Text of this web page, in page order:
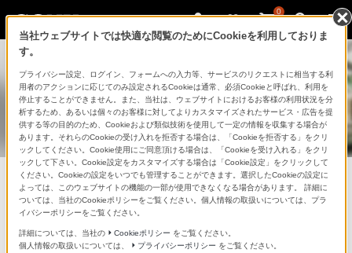
0
修理目安料金確認・故障診断・修理
申し込み
専用窓口のある製品
当社ウェブサイトでは快適な閲覧のためにCookieを利用しておりま
す。
プライバシー設定、ログイン、フォームへの入力等、サービスのリクエストに相当する利
用者のアクションに応じてのみ設定されるCookieは通常、必須Cookieと呼ばれ、利用を
停止することができません。また、当社は、ウェブサイトにおけるお客様の利用状況を分
析するため、あるいは個々のお客様に対してよりカスタマイズされたサービス・広告を提
供する等の目的のため、Cookieおよび類似技術を使用して一定の情報を収集する場合が
あります。それらのCookieの受け入れを拒否する場合は、「Cookieを拒否する」をクリ
ックしてください。Cookie使用にご同意頂ける場合は、「Cookieを受け入れる」をクリ
ックして下さい。Cookie設定をカスタマイズする場合は「Cookie設定」をクリックして
ください。Cookieの設定をいつでも管理することができます。選択したCookieの設定に
よっては、このウェブサイトの機能の一部が使用できなくなる場合があります。 詳細に
ついては、当社のCookieポリシーをご覧ください。個人情報の取扱いについては、プラ
イバシーポリシーをご覧ください。
詳細については、当社の Cookieポリシー をご覧ください。
個人情報の取扱いについては、
プライバシーポリシー をご覧ください。